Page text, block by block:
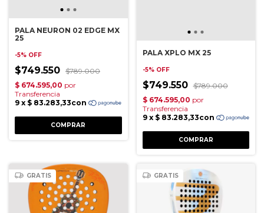
PALA NEURON 02 EDGE MX
25
-5% OFF
$749.550 $789.000
PALA XPLO MX 25
-5% OFF
$749.550 $789.000
GRATIS GRATIS